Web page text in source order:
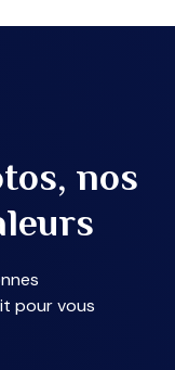
nos
pour vous